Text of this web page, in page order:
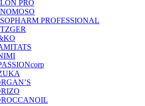
PRO
PROFESSIONAL